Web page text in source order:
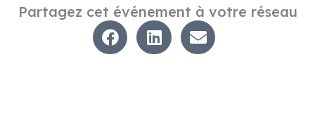
Partagez cet événement à votre réseau